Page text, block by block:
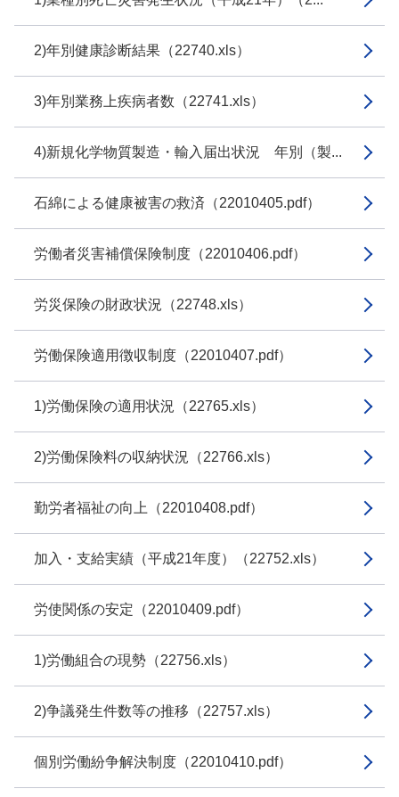
2)年別健康診断結果（22740.xls）
3)年別業務上疾病者数（22741.xls）
4)新規化学物質製造・輸入届出状況 年別（製...
石綿による健康被害の救済（22010405.pdf）
労働者災害補償保険制度（22010406.pdf）
労災保険の財政状況（22748.xls）
労働保険適用徴収制度（22010407.pdf）
1)労働保険の適用状況（22765.xls）
2)労働保険料の収納状況（22766.xls）
勤労者福祉の向上（22010408.pdf）
加入・支給実績（平成21年度）（22752.xls）
労使関係の安定（22010409.pdf）
1)労働組合の現勢（22756.xls）
2)争議発生件数等の推移（22757.xls）
個別労働紛争解決制度（22010410.pdf）